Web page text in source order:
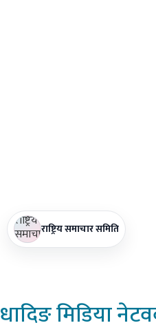
राष्ट्रिय समाचार समिति
धादिङमिडिया